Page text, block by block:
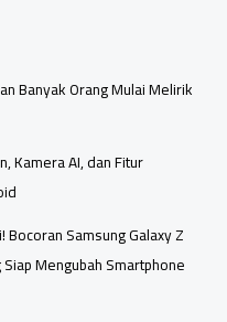
Banyak Orang Mulai Melirik
Kamera AI, dan Fitur
Samsung Galaxy Z
Mengubah Smartphone